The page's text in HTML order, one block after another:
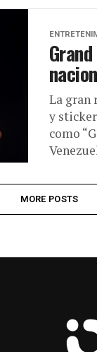
La gran
y
como
MORE POSTS